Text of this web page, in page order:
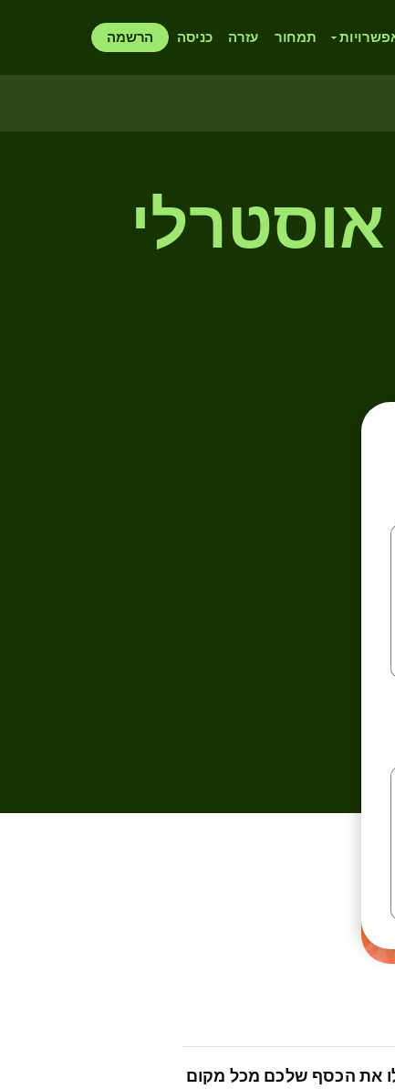
תמחור עזרה כניסה הרשמה
את הכסף שלכם מכל מקום